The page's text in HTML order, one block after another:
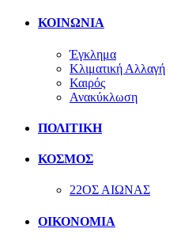
ΚΟΙΝΩΝΙΑ
Έγκλημα
Κλιματική Αλλαγή
Καιρός
Ανακύκλωση
ΠΟΛΙΤΙΚΗ
ΚΟΣΜΟΣ
22ΟΣ ΑΙΩΝΑΣ
ΟΙΚΟΝΟΜΙΑ